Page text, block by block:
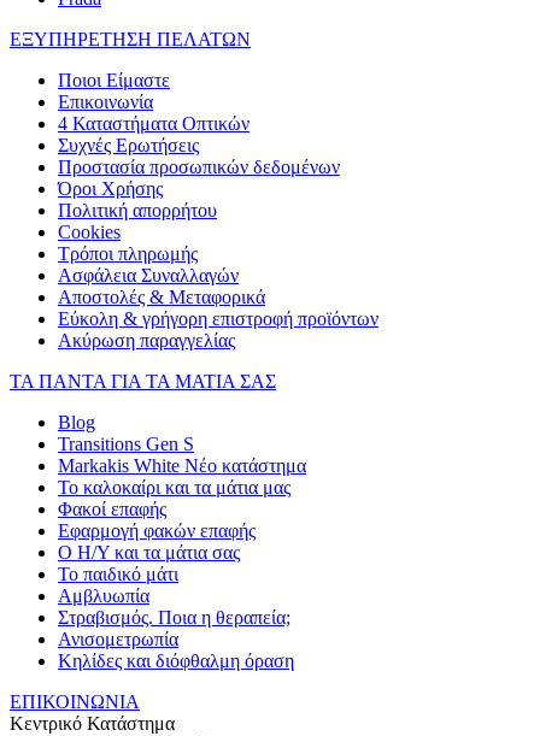
ΕΞΥΠΗΡΕΤΗΣΗ ΠΕΛΑΤΩΝ
Ποιοι Είμαστε
Επικοινωνία
4 Καταστήματα Οπτικών
Συχνές Ερωτήσεις
Προστασία προσωπικών δεδομένων
Όροι Χρήσης
Πολιτική απορρήτου
Cookies
Τρόποι πληρωμής
Ασφάλεια Συναλλαγών
Αποστολές & Μεταφορικά
Εύκολη & γρήγορη επιστροφή προϊόντων
Ακύρωση παραγγελίας
ΤΑ ΠΑΝΤΑ ΓΙΑ ΤΑ ΜΑΤΙΑ ΣΑΣ
Blog
Transitions Gen S
Markakis White Νέο κατάστημα
Το καλοκαίρι και τα μάτια μας
Φακοί επαφής
Εφαρμογή φακών επαφής
Ο Η/Υ και τα μάτια σας
Το παιδικό μάτι
Αμβλυωπία
Στραβισμός. Ποια η θεραπεία;
Ανισομετρωπία
Κηλίδες και διόφθαλμη όραση
ΕΠΙΚΟΙΝΩΝΙΑ
Κεντρικό Κατάστημα